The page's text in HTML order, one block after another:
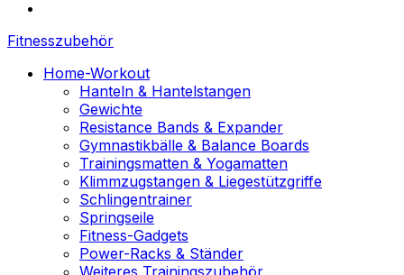
Fitnesszubehör
Home-Workout
Hanteln & Hantelstangen
Gewichte
Resistance Bands & Expander
Gymnastikbälle & Balance Boards
Trainingsmatten & Yogamatten
Klimmzugstangen & Liegestützgriffe
Schlingentrainer
Springseile
Fitness-Gadgets
Power-Racks & Ständer
Weiteres Trainingszubehör